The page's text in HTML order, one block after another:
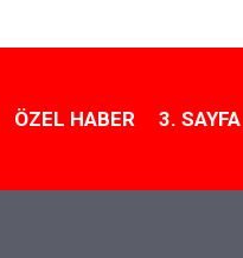
ÖZEL HABER 3. SAYFA